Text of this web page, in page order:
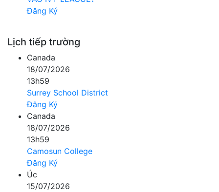
Đăng Ký
Lịch tiếp trường
Canada
18/07/2026
13h59
Surrey School District
Đăng Ký
Canada
18/07/2026
13h59
Camosun College
Đăng Ký
Úc
15/07/2026